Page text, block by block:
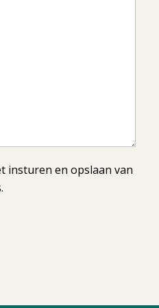
insturen en opslaan van